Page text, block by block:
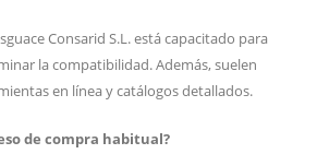
Consarid S.L. está capacitado para
la compatibilidad. Además, suelen
en línea y catálogos detallados.
de compra habitual?